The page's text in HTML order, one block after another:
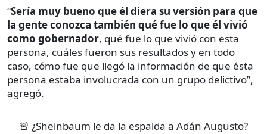
“Sería muy bueno que él diera su versión para que
la gente conozca también qué fue lo que él vivió
como gobernador, qué fue lo que vivió con esta
persona, cuáles fueron sus resultados y en todo
caso, cómo fue que llegó la información de que ésta
persona estaba involucrada con un grupo delictivo”,
agregó.
🚨 ¿Sheinbaum le da la espalda a Adán Augusto?